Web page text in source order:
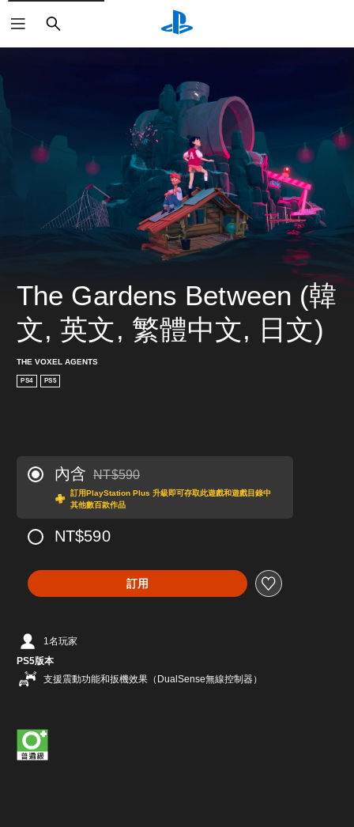
搜
尋
The Gardens Between (韓
文, 英文, 繁體中文, 日文)
THE VOXEL AGENTS
PS4 PS5
內含 折扣前原價為NT$590
NT$590
訂用PlayStation Plus 升級即可存取此遊戲和遊戲目錄中
其他數百款作品
NT$590
訂用
1名玩家
PS5版本
支援震動功能和扳機效果（DualSense無線控制器）